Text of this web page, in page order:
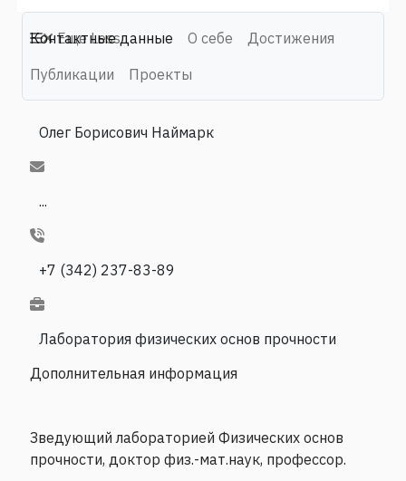
Контактные данные О себе
Достижения
Публикации
Проекты
Еще Less
Олег Борисович Наймарк
...
+7 (342) 237-83-89
Лаборатория физических основ прочности
Дополнительная информация
Зведующий лабораторией Физических основ
прочности, доктор физ.-мат.наук, профессор.